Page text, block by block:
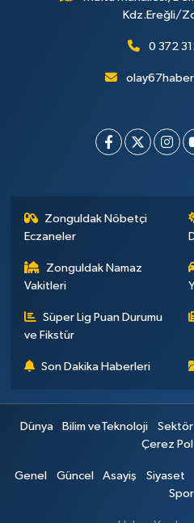
Kdz.Ereğli/
0 372
Zonguldak Nöbetçi
Eczaneler
Zonguldak Namaz
Vakitleri
Süper Lig Puan Durumu
ve Fikstür
Son Dakika Haberleri
Dünya Bilim veTeknoloji Sektör
Çerez
Genel Güncel Asayiş Siyaset
Spor